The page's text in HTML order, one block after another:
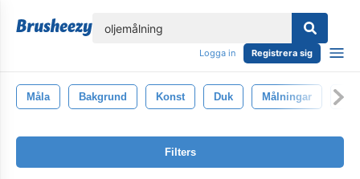
Logga in Registrera sig
Måla Bakgrund Konst Duk Målningar
Filters